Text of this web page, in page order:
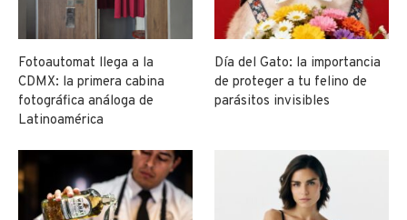
Fotoautomat llega a la
CDMX: la primera cabina
fotográfica análoga de
Latinoamérica
Día del Gato: la importancia
de proteger a tu felino de
parásitos invisibles